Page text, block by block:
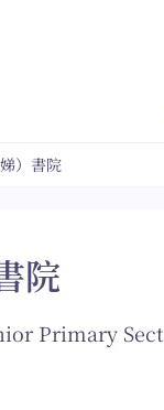
）書院
院
Primary